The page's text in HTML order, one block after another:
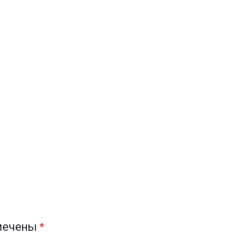
*